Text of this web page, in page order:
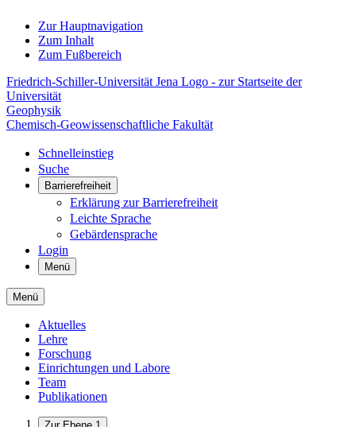
Zur Hauptnavigation
Zum Inhalt
Zum Fußbereich
Friedrich-Schiller-Universität Jena Logo - zur Startseite der
Universität
Geophysik
Chemisch-Geowissenschaftliche Fakultät
Schnelleinstieg
Suche
Barrierefreiheit
Erklärung zur Barrierefreiheit
Leichte Sprache
Gebärdensprache
Login
Menü
Menü
Aktuelles
Lehre
Forschung
Einrichtungen und Labore
Team
Publikationen